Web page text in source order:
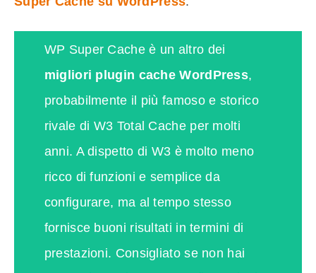
WP Super Cache è un altro dei
migliori plugin cache WordPress,
probabilmente il più famoso e storico
rivale di W3 Total Cache per molti
anni. A dispetto di W3 è molto meno
ricco di funzioni e semplice da
configurare, ma al tempo stesso
fornisce buoni risultati in termini di
prestazioni. Consigliato se non hai